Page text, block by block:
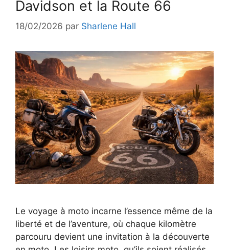
Davidson et la Route 66
18/02/2026 par Sharlene Hall
Le voyage à moto incarne l’essence même de la
liberté et de l’aventure, où chaque kilomètre
parcouru devient une invitation à la découverte